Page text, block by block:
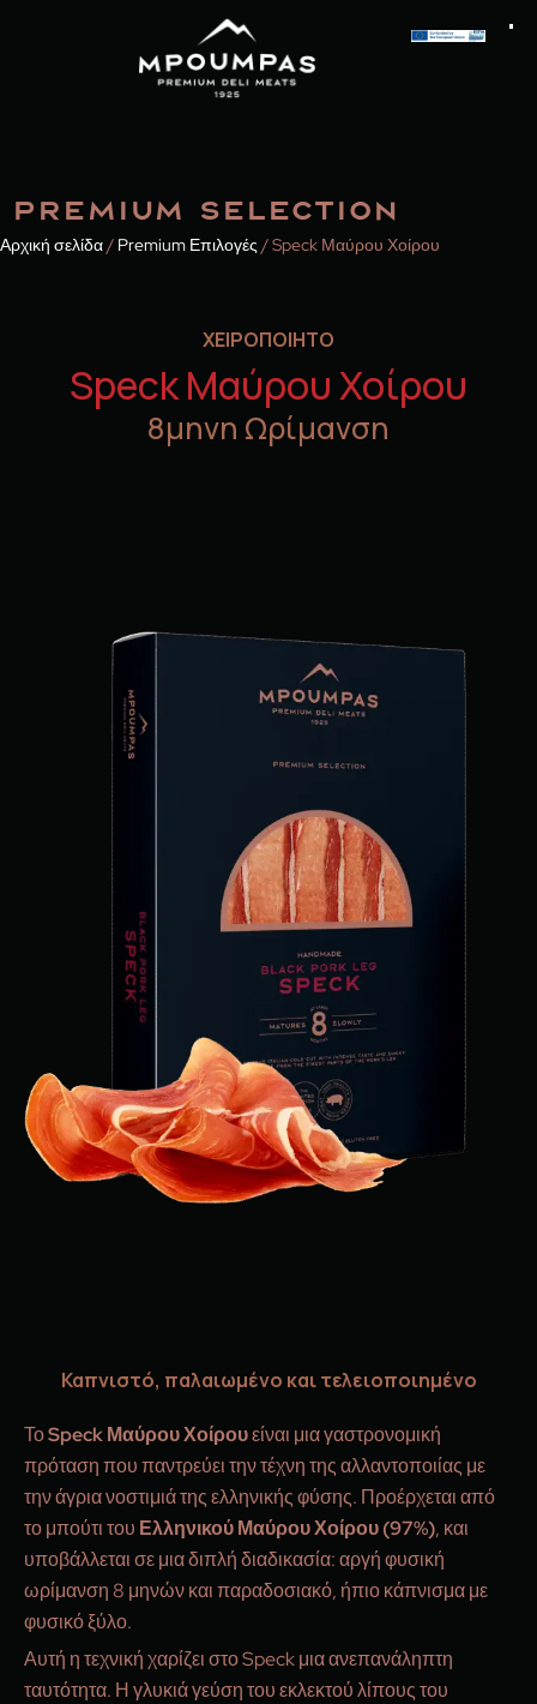
PREMIUM SELECTION
Αρχική σελίδα/ Premium Επιλογές / Speck Μαύρου Χοίρου
ΧΕΙΡΟΠΟΙΗΤΟ
Speck Μαύρου Χοίρου
8μηνη Ωρίμανση
Καπνιστό, παλαιωμένο και τελειοποιημένο
ΤοSpeck Μαύρου Χοίρουείναι μια γαστρονομική
πρόταση που παντρεύει την τέχνη της αλλαντοποιίας με
την άγρια νοστιμιά της ελληνικής φύσης. Προέρχεται από
το μπούτι του Ελληνικού Μαύρου Χοίρου (97%), και
υποβάλλεται σε μια διπλή διαδικασία: αργή φυσική
ωρίμανση 8 μηνών και παραδοσιακό, ήπιο κάπνισμα με
φυσικό ξύλο.
Αυτή η τεχνική χαρίζει στο Speck μια ανεπανάληπτη
ταυτότητα. Η γλυκιά γεύση του εκλεκτού λίπους του